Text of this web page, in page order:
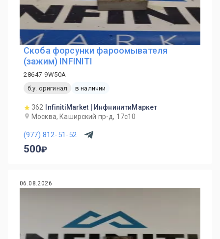
Скоба форсунки фароомывателя
(зажим) INFINITI
28647-9W50A
б.у. оригинал
в наличии
362
InfinitiMarket | ИнфнинитиМаркет
Москва, Каширский пр-д, 17с10
(977) 812-51-52
500
06.08.2026